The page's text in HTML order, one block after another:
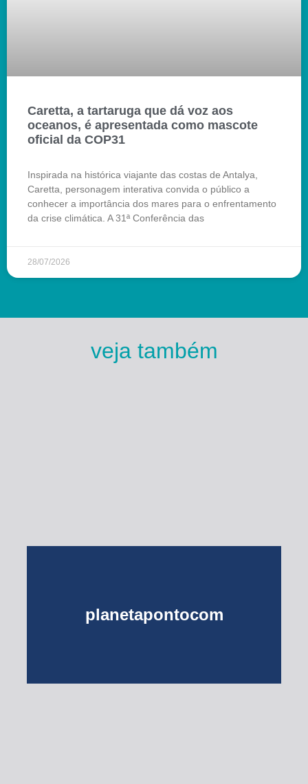
Caretta, a tartaruga que dá voz aos
oceanos, é apresentada como mascote
oficial da COP31
Inspirada na histórica viajante das costas de Antalya,
Caretta, personagem interativa convida o público a
conhecer a importância dos mares para o enfrentamento
da crise climática. A 31ª Conferência das
28/07/2026
veja também
planetapontocom